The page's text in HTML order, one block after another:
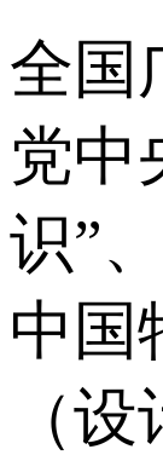
全国
党中
识”
中国
（